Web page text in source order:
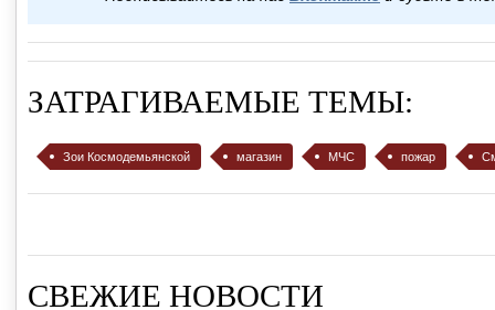
ЗАТРАГИВАЕМЫЕ ТЕМЫ:
Зои Космодемьянской магазин МЧС пожар
СВЕЖИЕ НОВОСТИ